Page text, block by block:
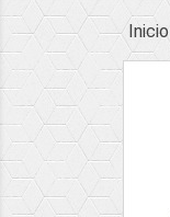
Inicio